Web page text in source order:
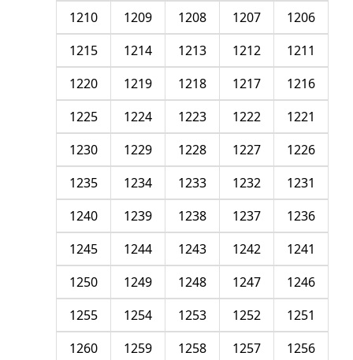
1206
1207
1208
1209
1210
1211
1212
1213
1214
1215
1216
1217
1218
1219
1220
1221
1222
1223
1224
1225
1226
1227
1228
1229
1230
1231
1232
1233
1234
1235
1236
1237
1238
1239
1240
1241
1242
1243
1244
1245
1246
1247
1248
1249
1250
1251
1252
1253
1254
1255
1256
1257
1258
1259
1260